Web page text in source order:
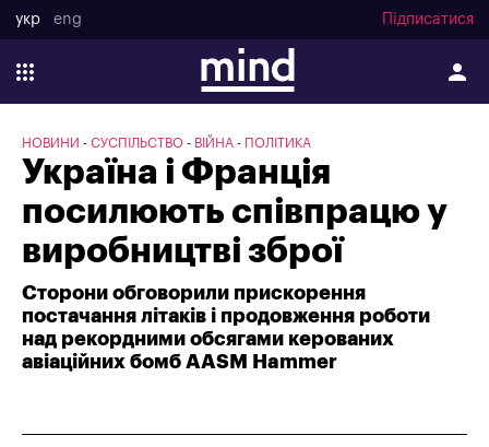
укр eng Підписатися
НОВИНИ СУСПІЛЬСТВО ВІЙНА ПОЛІТИКА
Україна і Франція
посилюють співпрацю у
виробництві зброї
Сторони обговорили прискорення
постачання літаків і продовження роботи
над рекордними обсягами керованих
авіаційних бомб AASM Hammer